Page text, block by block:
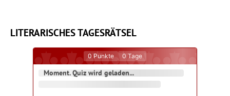
LITERARISCHES TAGESRÄTSEL
0 Punkte 0 Tage
Moment. Quiz wird geladen...